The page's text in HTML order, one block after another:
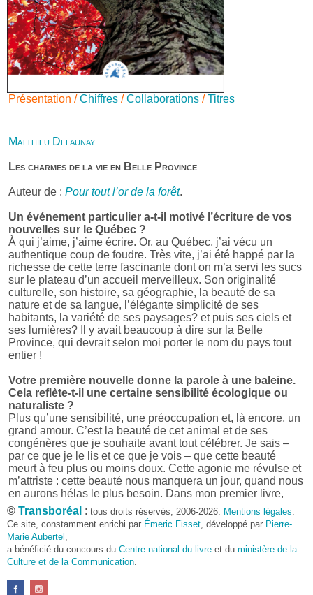
Présentation /Chiffres /Collaborations /Titres
Matthieu Delaunay
Les charmes de la vie en Belle Province
Auteur de : Pour tout l’or de la forêt.
Un événement particulier a-t-il motivé l’écriture de vos
nouvelles sur le Québec ?
À qui j’aime, j’aime écrire. Or, au Québec, j’ai vécu un
authentique coup de foudre. Très vite, j’ai été happé par la
richesse de cette terre fascinante dont on m’a servi les sucs
sur le plateau d’un accueil merveilleux. Son originalité
culturelle, son histoire, sa géographie, la beauté de sa
nature et de sa langue, l’élégante simplicité de ses
habitants, la variété de ses paysages? et puis ses ciels et
ses lumières? Il y avait beaucoup à dire sur la Belle
Province, qui devrait selon moi porter le nom du pays tout
entier !
Votre première nouvelle donne la parole à une baleine.
Cela reflète-t-il une certaine sensibilité écologique ou
naturaliste ?
Plus qu’une sensibilité, une préoccupation et, là encore, un
grand amour. C’est la beauté de cet animal et de ses
congénères que je souhaite avant tout célébrer. Je sais –
par ce que je le lis et ce que je vois – que cette beauté
meurt à feu plus ou moins doux. Cette agonie me révulse et
m’attriste : cette beauté nous manquera un jour, quand nous
en aurons hélas le plus besoin. Dans mon premier livre,
j’avais pris goût à me mettre dans la peau d’une bête. Outre
l’intérêt de l’exercice littéraire, il me semble que cela peut
être un bon moyen pour transmettre certains messages.
Pourquoi avoir choisi le format des nouvelles plutôt
qu’un autre ?
D’abord parce que j’aime (décidément!) en lire !
© Transboréal : tous droits réservés, 2006-2026. Mentions légales
Ce site, constamment enrichi par Émeric Fisset , développé par Pierre-
Marie Aubertel
a bénéficié du concours du Centre national du livre et du ministère de la
Culture et de la Communication